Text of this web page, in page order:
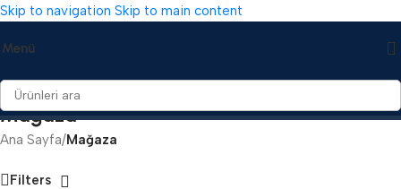
Skip to navigation Skip to main content
Menü
Mağaza
Ana Sayfa/Mağaza
Filters